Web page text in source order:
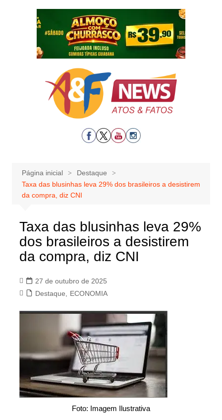
Página inicial
Destaque
Taxa das blusinhas leva 29% dos brasileiros a desistirem
da compra, diz CNI
Taxa das blusinhas leva 29%
dos brasileiros a desistirem
da compra, diz CNI
27 de outubro de 2025
Destaque
ECONOMIA
Foto: Imagem Ilustrativa